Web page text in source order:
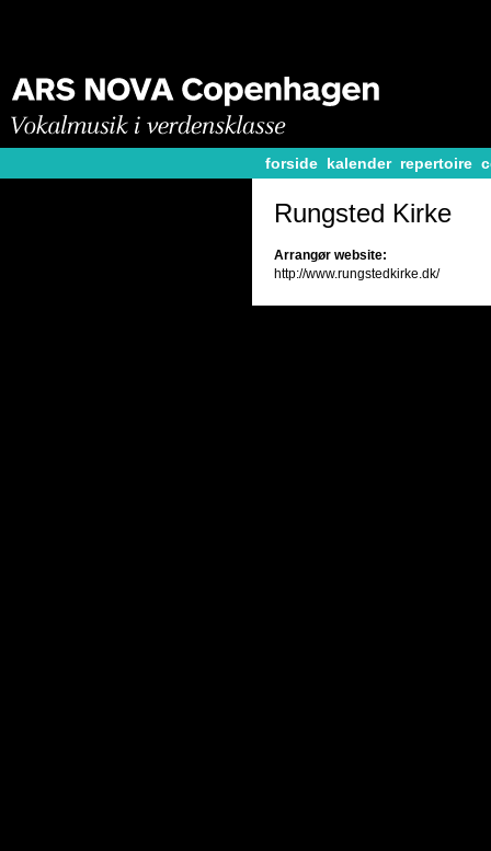
forside kalender repertoire
Rungsted Kirke
Arrangør website:
http://www.rungstedkirke.dk/